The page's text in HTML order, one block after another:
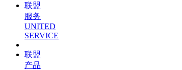
联盟
服务
UNITED
SERVICE
联盟
产品